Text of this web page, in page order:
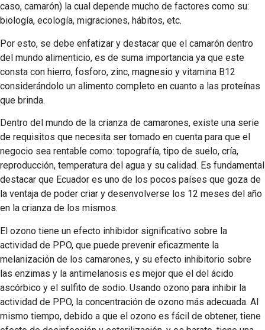
caso, camarón) la cual depende mucho de factores como su:
biología, ecología, migraciones, hábitos, etc.
Por esto, se debe enfatizar y destacar que el camarón dentro
del mundo alimenticio, es de suma importancia ya que este
consta con hierro, fosforo, zinc, magnesio y vitamina B12
considerándolo un alimento completo en cuanto a las proteínas
que brinda.
Dentro del mundo de la crianza de camarones, existe una serie
de requisitos que necesita ser tomado en cuenta para que el
negocio sea rentable como: topografía, tipo de suelo, cría,
reproducción, temperatura del agua y su calidad. Es fundamental
destacar que Ecuador es uno de los pocos países que goza de
la ventaja de poder criar y desenvolverse los 12 meses del año
en la crianza de los mismos.
El ozono tiene un efecto inhibidor significativo sobre la
actividad de PPO, que puede prevenir eficazmente la
melanización de los camarones, y su efecto inhibitorio sobre
las enzimas y la antimelanosis es mejor que el del ácido
ascórbico y el sulfito de sodio. Usando ozono para inhibir la
actividad de PPO, la concentración de ozono más adecuada. Al
mismo tiempo, debido a que el ozono es fácil de obtener, tiene